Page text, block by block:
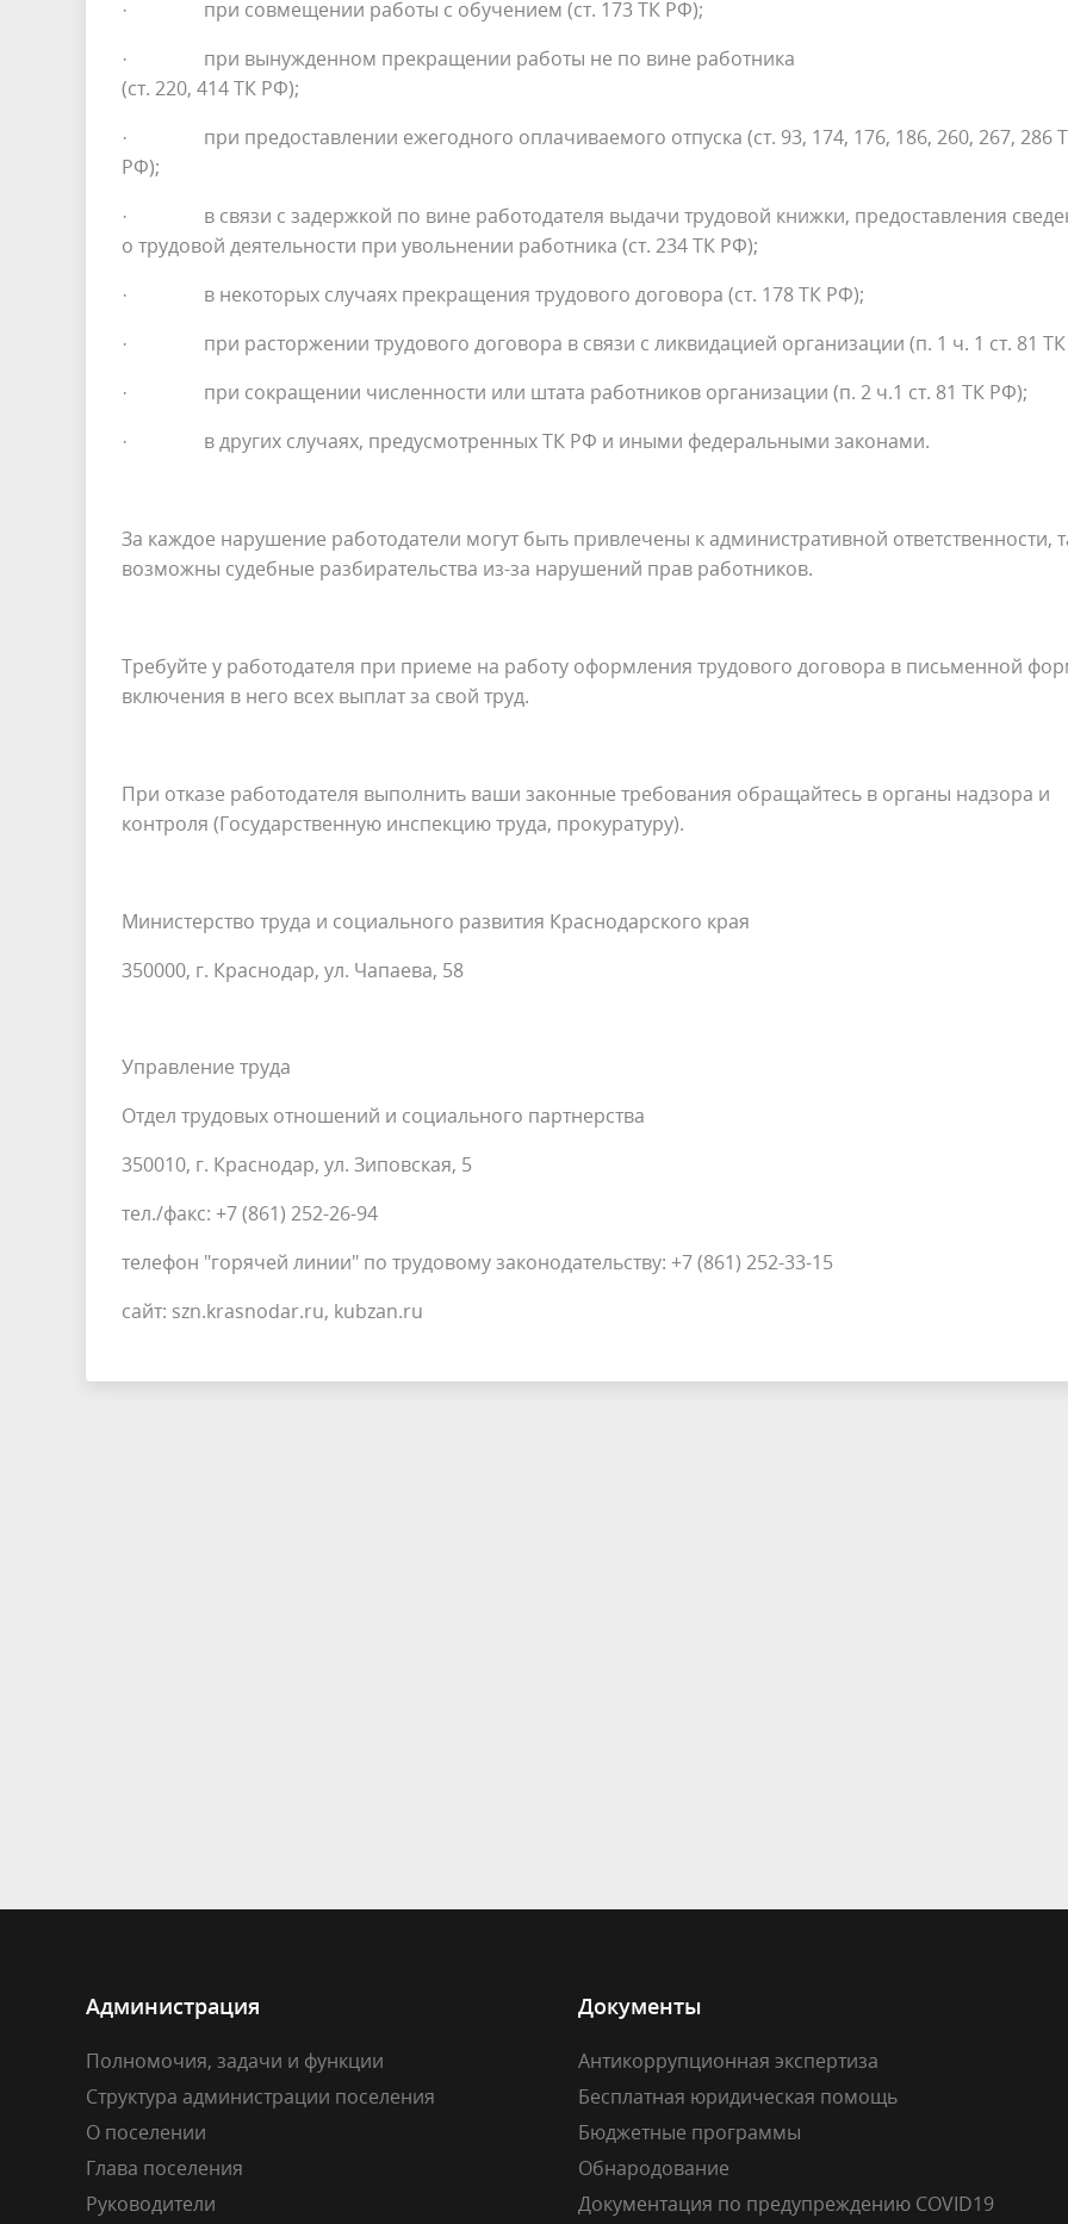
· при совмещении работы с обучением (ст. 173 ТК РФ);
· при вынужденном прекращении работы не по вине работника
(ст. 220, 414 ТК РФ);
· при предоставлении ежегодного оплачиваемого отпуска (ст. 93, 174, 176, 186, 260, 267, 286
РФ);
· в связи с задержкой по вине работодателя выдачи трудовой книжки, предоставления
о трудовой деятельности при увольнении работника (ст. 234 ТК РФ);
· в некоторых случаях прекращения трудового договора (ст. 178 ТК РФ);
· при расторжении трудового договора в связи с ликвидацией организации (п. 1 ч. 1 ст. 81
· при сокращении численности или штата работников организации (п. 2 ч.1 ст. 81 ТК РФ);
· в других случаях, предусмотренных ТК РФ и иными федеральными законами.
За каждое нарушение работодатели могут быть привлечены к административной ответственности,
возможны судебные разбирательства из-за нарушений прав работников.
Требуйте у работодателя при приеме на работу оформления трудового договора в письменной
включения в него всех выплат за свой труд.
При отказе работодателя выполнить ваши законные требования обращайтесь в органы надзора и
контроля (Государственную инспекцию труда, прокуратуру).
Министерство труда и социального развития Краснодарского края
350000, г. Краснодар, ул. Чапаева, 58
Управление труда
Отдел трудовых отношений и социального партнерства
350010, г. Краснодар, ул. Зиповская, 5
тел./факс: +7 (861) 252-26-94
телефон "горячей линии" по трудовому законодательству: +7 (861) 252-33-15
сайт: szn.krasnodar.ru, kubzan.ru
Администрация
Полномочия, задачи и функции
Структура администрации поселения
О поселении
Глава поселения
Руководители
Документы
Антикоррупционная экспертиза
Бесплатная юридическая помощь
Бюджетные программы
Обнародование
Документация по предупреждению COVID19